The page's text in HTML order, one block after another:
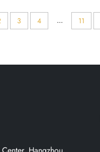
geanodiseerde
logo-metaalbordjes,
3 4 ... 11